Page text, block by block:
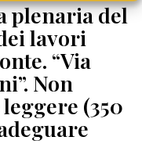
plenaria del
lavori
“Via
Non
(350